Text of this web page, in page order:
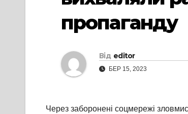
пропаганду
Від editor
БЕР 15, 2023
Через заборонені соцмережі